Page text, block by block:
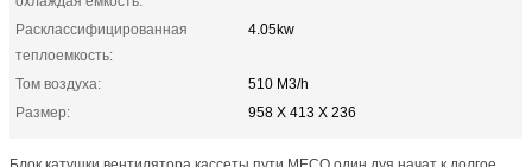
Расклассифицированная
теплоемкость:
4.05kw
Том воздуха:
510 M3/h
Размер:
958 X 413 X 236